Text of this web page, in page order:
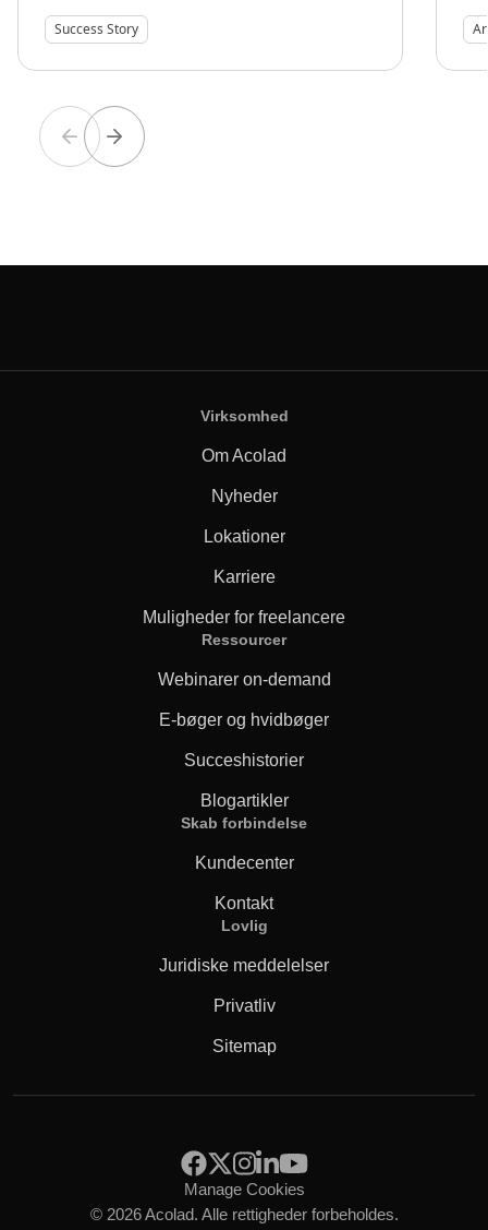
Success Story
Virksomhed
Om Acolad
Nyheder
Lokationer
Karriere
Muligheder for freelancere
Ressourcer
Webinarer on-demand
E-bøger og hvidbøger
Succeshistorier
Blogartikler
Skab forbindelse
Kundecenter
Kontakt
Lovlig
Juridiske meddelelser
Privatliv
Sitemap
© 2026 Acolad. Alle rettigheder forbeholdes.
Manage Cookies